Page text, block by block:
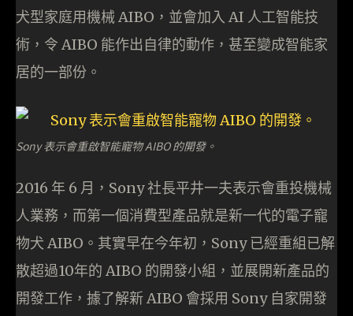
犬型家庭用機械 AIBO，並會加入 AI 人工智能技
術，令 AIBO 能作出自律的動作，甚至變成智能家
居的一部份。
Sony 表示會重啟智能寵物 AIBO 的開發。
2016 年 6 月，Sony 社長平井一夫表示會重投機械
人業務，而第一個消費型產品就是新一代的電子寵
物犬 AIBO。其實早在今年初，Sony 已經重組已解
散超過10年的 AIBO 的開發小組，並展開新產品的
開發工作，據了解新 AIBO 會採用 Sony 自家開發